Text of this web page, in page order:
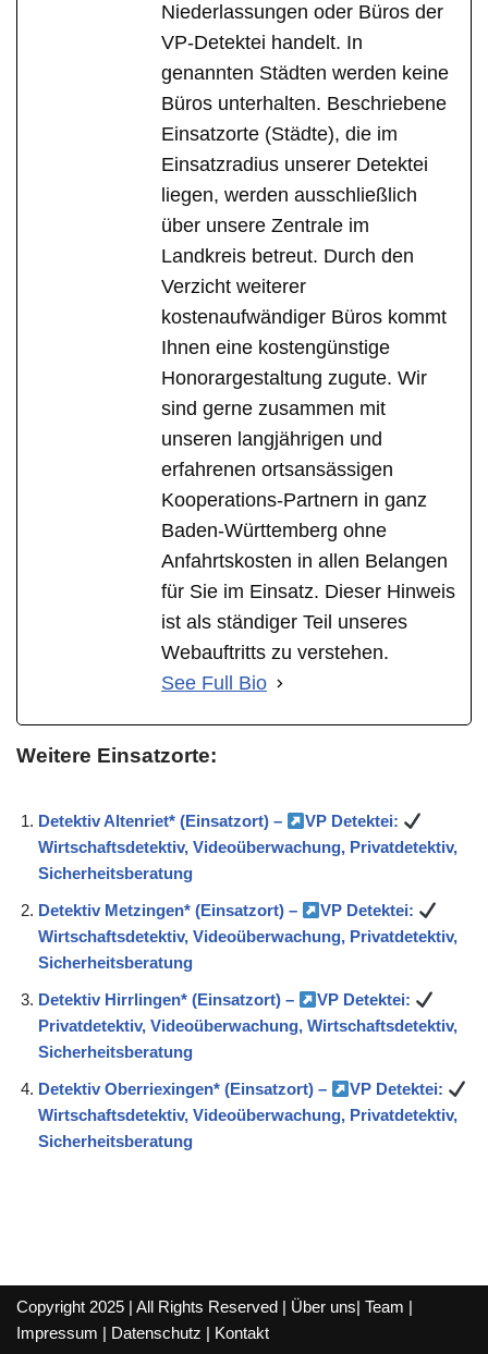
Niederlassungen oder Büros der
VP-Detektei handelt. In
genannten Städten werden keine
Büros unterhalten. Beschriebene
Einsatzorte (Städte), die im
Einsatzradius unserer Detektei
liegen, werden ausschließlich
über unsere Zentrale im
Landkreis betreut. Durch den
Verzicht weiterer
kostenaufwändiger Büros kommt
Ihnen eine kostengünstige
Honorargestaltung zugute. Wir
sind gerne zusammen mit
unseren langjährigen und
erfahrenen ortsansässigen
Kooperations-Partnern in ganz
Baden-Württemberg ohne
Anfahrtskosten in allen Belangen
für Sie im Einsatz. Dieser Hinweis
ist als ständiger Teil unseres
Webauftritts zu verstehen.
See Full Bio
Weitere Einsatzorte:
Detektiv Altenriet* (Einsatzort) –
VP Detektei:
Wirtschaftsdetektiv, Videoüberwachung, Privatdetektiv,
Sicherheitsberatung
Detektiv Metzingen* (Einsatzort) –
VP Detektei:
Wirtschaftsdetektiv, Videoüberwachung, Privatdetektiv,
Sicherheitsberatung
Detektiv Hirrlingen* (Einsatzort) –
VP Detektei:
Privatdetektiv, Videoüberwachung, Wirtschaftsdetektiv,
Sicherheitsberatung
Detektiv Oberriexingen* (Einsatzort) –
VP Detektei:
Wirtschaftsdetektiv, Videoüberwachung, Privatdetektiv,
Sicherheitsberatung
Copyright 2025 | All Rights Reserved | Über uns| Team |
Impressum | Datenschutz | Kontakt